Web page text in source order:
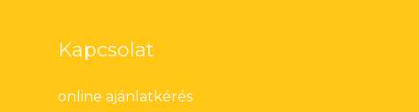
Kapcsolat
online ajánlatkérés